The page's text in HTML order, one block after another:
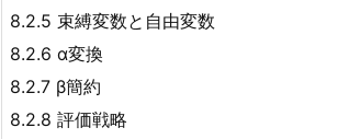
8.2.5 束縛変数と自由変数
8.2.6 α変換
8.2.7 β簡約
8.2.8 評価戦略